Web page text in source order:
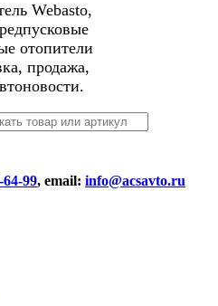
Webasto,
отопители
продажа,
64-99, email: info@acsavto.ru